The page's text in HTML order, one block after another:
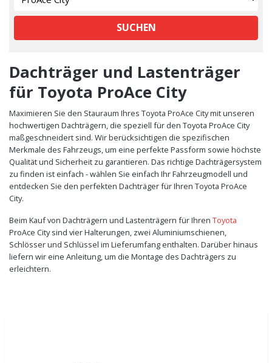
SUCHEN
Dachträger und Lastenträger
für Toyota ProAce City
Maximieren Sie den Stauraum Ihres Toyota ProAce City mit unseren
hochwertigen Dachträgern, die speziell für den Toyota ProAce City
maßgeschneidert sind. Wir berücksichtigen die spezifischen
Merkmale des Fahrzeugs, um eine perfekte Passform sowie höchste
Qualität und Sicherheit zu garantieren. Das richtige Dachträgersystem
zu finden ist einfach - wählen Sie einfach Ihr Fahrzeugmodell und
entdecken Sie den perfekten Dachträger für Ihren Toyota ProAce
City.
Beim Kauf von Dachträgern und Lastenträgern für Ihren Toyota
ProAce City sind vier Halterungen, zwei Aluminiumschienen,
Schlösser und Schlüssel im Lieferumfang enthalten. Darüber hinaus
liefern wir eine Anleitung, um die Montage des Dachträgers zu
erleichtern.